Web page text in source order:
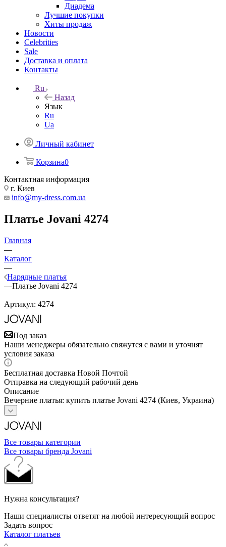
Диадема
Лучшие покупки
Хиты продаж
Новости
Celebrities
Sale
Доставка и оплата
Контакты
Ru
Назад
Язык
Ru
Ua
Личный кабинет
Корзина0
Контактная информация
г. Киев
info@my-dress.com.ua
Платье Jovani 4274
Главная
—
Каталог
—
Нарядные платья
—Платье Jovani 4274
Артикул: 4274
Под заказ
Наши менеджеры обязательно свяжутся с вами и уточнят
условия заказа
Бесплатная доставка Новой Почтой
Отправка на следующий рабочий день
Описание
Вечерние платья: купить платье Jovani 4274 (Киев, Украина)
Все товары категории
Все товары бренда Jovani
Нужна консультация?
Наши специалисты ответят на любой интересующий вопрос
Задать вопрос
Каталог платьев